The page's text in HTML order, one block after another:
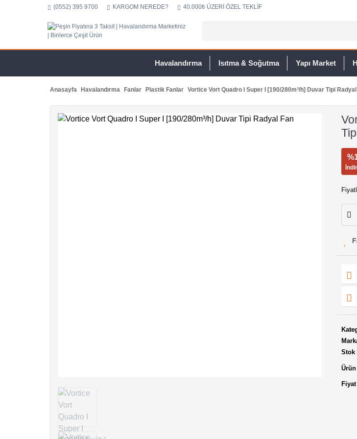
(0552) 395 9700 KARGOM NEREDE? 40.000₺ ÜZERİ ÖZEL TEKLİF
Havalandırma Isıtma & Soğutma Yapı Market
Anasayfa Havalandırma Fanlar Plastik Fanlar Vortice Vort Quadro I Super I [190/280m³/h] Duvar Tipi
Stok
Ürün
Fiyat